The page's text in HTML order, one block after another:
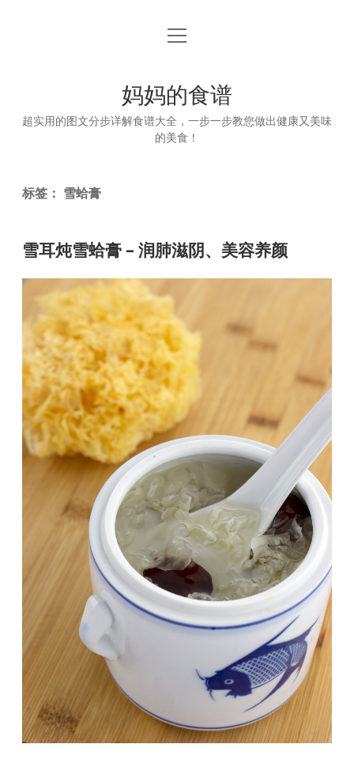
首页
open
妈妈的食谱
超实用的图文分步详解食谱大全，一步一步教您做出健康又美味
的美食！
标签： 雪蛤膏
雪耳炖雪蛤膏 – 润肺滋阴、美容养颜